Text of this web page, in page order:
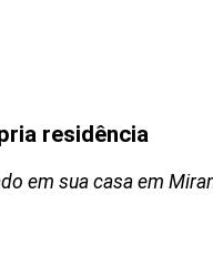
residência
em sua casa em